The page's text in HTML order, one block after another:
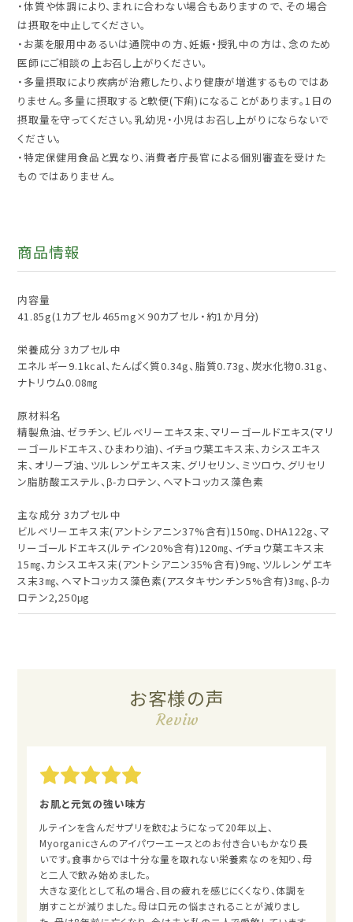
・体質や体調により、まれに合わない場合もありますので、その場合
は摂取を中止してください。
・お薬を服用中あるいは通院中の方、妊娠・授乳中の方は、念のため
医師にご相談の上お召し上がりください。
・多量摂取により疾病が治癒したり、より健康が増進するものではあ
りません。多量に摂取すると軟便(下痢)になることがあります。1日の
摂取量を守ってください。乳幼児・小児はお召し上がりにならないで
ください。
・特定保健用食品と異なり、消費者庁長官による個別審査を受けた
ものではありません。
商品情報
内容量
41.85g(1カプセル465mg×90カプセル・約1か月分)
栄養成分 3カプセル中
エネルギー9.1kcal、たんぱく質0.34g、脂質0.73g、炭水化物0.31g、
ナトリウム0.08㎎
原材料名
精製魚油、ゼラチン、ビルベリーエキス末、マリーゴールドエキス(マリ
ーゴールドエキス、ひまわり油)、イチョウ葉エキス末、カシスエキス
末、オリーブ油、ツルレンゲエキス末、グリセリン、ミツロウ、グリセリ
ン脂肪酸エステル、β-カロテン、ヘマトコッカス藻色素
主な成分 3カプセル中
ビルベリーエキス末(アントシアニン37%含有)150㎎、DHA122g、マ
リーゴールドエキス(ルテイン20%含有)120㎎、イチョウ葉エキス末
15㎎、カシスエキス末(アントシアニン35%含有)9㎎、ツルレンゲエキ
ス末3㎎、ヘマトコッカス藻色素(アスタキサンチン5%含有)3㎎、β-カ
ロテン2,250μg
お客様の声
Reviw
お肌と元気の強い味方
ルテインを含んだサプリを飲むようになって20年以上、
Myorganicさんのアイパワーエースとのお付き合いもかなり長
いです。食事からでは十分な量を取れない栄養素なのを知り、母
と二人で飲み始めました。
大きな変化として私の場合、目の疲れを感じにくくなり、体調を
崩すことが減りました。母は口元の悩まされることが減りまし